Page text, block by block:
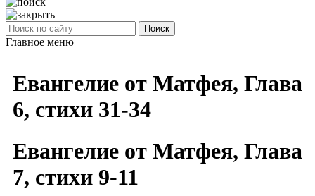
Поиск
Главное меню
Евангелие от Матфея, Глава
6, стихи 31-34
Евангелие от Матфея, Глава
7, стихи 9-11